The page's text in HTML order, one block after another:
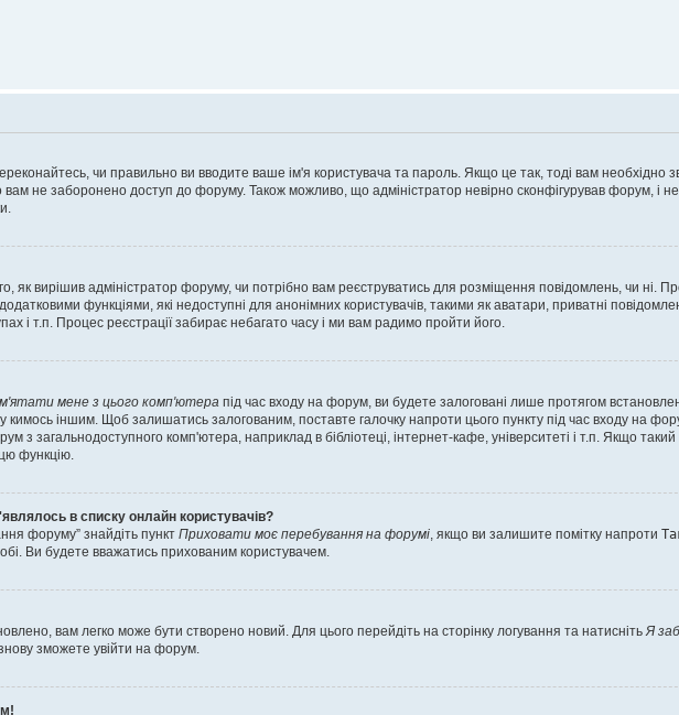
чи правильно ви вводите ваше ім'я користувача та пароль. Якщо це так, тоді вам необхідно
не заборонено доступ до форуму. Також можливо, що адміністратор невірно сконфігурував форум, і
як вирішив адміністратор форуму, чи потрібно вам реєструватись для розміщення повідомлень, чи ні.
функціями, які недоступні для анонімних користувачів, такими як аватари, приватні
і т.п. Процес реєстрації забирає небагато часу і ми вам радимо пройти його.
мене з цього комп'ютера під час входу на форум, ви будете залоговані лише протягом
кимось іншим. Щоб залишатись залогованим, поставте галочку напроти цього пункту під час входу на
з загальнодоступного комп'ютера, наприклад в бібліотеці, інтернет-кафе, університеті і т.п. Якщо такий
функцію.
в списку онлайн користувачів?
форуму” знайдіть пункт Приховати моє перебування на форумі, якщо ви залишите помітку напроти
Ви будете вважатись прихованим користувачем.
вам легко може бути створено новий. Для цього перейдіть на сторінку логування та натиснітьЯ
зможете увійти на форум.